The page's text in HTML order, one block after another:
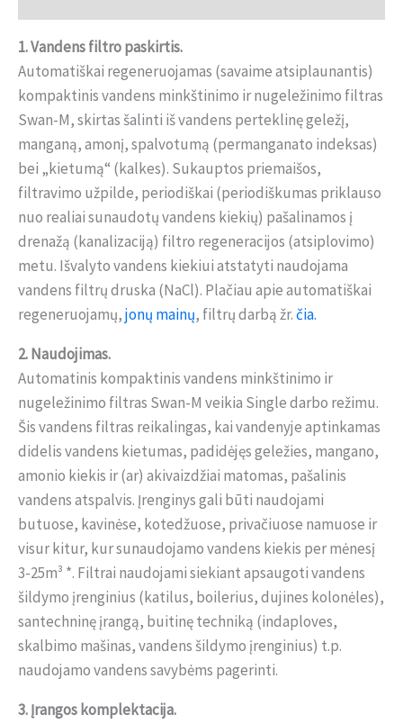
1. Vandens filtro paskirtis.
Automatiškai regeneruojamas (savaime atsiplaunantis)
kompaktinis vandens minkštinimo ir nugeležinimo filtras
Swan-M, skirtas šalinti iš vandens perteklinę geležį,
manganą, amonį, spalvotumą (permanganato indeksas)
bei „kietumą“ (kalkes). Sukauptos priemaišos,
filtravimo užpilde, periodiškai (periodiškumas priklauso
nuo realiai sunaudotų vandens kiekių) pašalinamos į
drenažą (kanalizaciją) filtro regeneracijos (atsiplovimo)
metu. Išvalyto vandens kiekiui atstatyti naudojama
vandens filtrų druska (NaCl). Plačiau apie automatiškai
regeneruojamų,jonų mainų, filtrų darbą žr.čia.
2. Naudojimas.
Automatinis kompaktinis vandens minkštinimo ir
nugeležinimo filtras Swan-M veikia Single darbo režimu.
Šis vandens filtras reikalingas, kai vandenyje aptinkamas
didelis vandens kietumas, padidėjęs geležies, mangano,
amonio kiekis ir (ar) akivaizdžiai matomas, pašalinis
vandens atspalvis. Įrenginys gali būti naudojami
butuose, kavinėse, kotedžuose, privačiuose namuose ir
visur kitur, kur sunaudojamo vandens kiekis per mėnesį
3-25m³ *. Filtrai naudojami siekiant apsaugoti vandens
šildymo įrenginius (katilus, boilerius, dujines kolonėles),
santechninę įrangą, buitinę techniką (indaploves,
skalbimo mašinas, vandens šildymo įrenginius) t.p.
naudojamo vandens savybėms pagerinti.
3. Įrangos komplektacija.